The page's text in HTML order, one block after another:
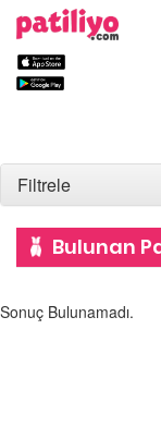
Filtrele
Bulunan
Sonuç Bulunamadı.